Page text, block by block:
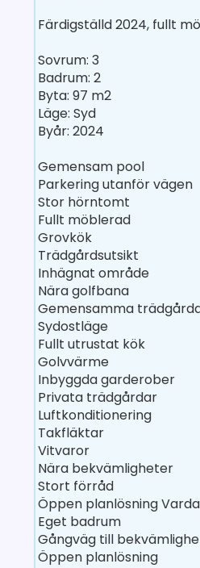
Färdigställd 2024, fullt
Sovrum: 3
Badrum: 2
Byta: 97 m2
Läge: Syd
Byår: 2024
Gemensam pool
Parkering utanför vägen
Stor hörntomt
Fullt möblerad
Grovkök
Trädgårdsutsikt
Inhägnat område
Nära golfbana
Gemensamma
Sydostläge
Fullt utrustat kök
Golvvärme
Inbyggda garderober
Privata trädgårdar
Luftkonditionering
Takfläktar
Vitvaror
Nära bekvämligheter
Stort förråd
Öppen planlösning
Eget badrum
Gångväg till
Öppen planlösning